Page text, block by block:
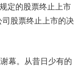
定的股票终止上市
股票终止上市的决
幕。从昔日少有的